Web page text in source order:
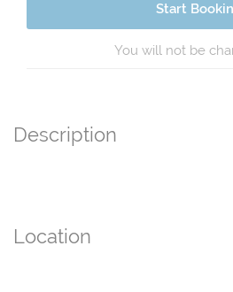
Start
You will not be
Description
Location